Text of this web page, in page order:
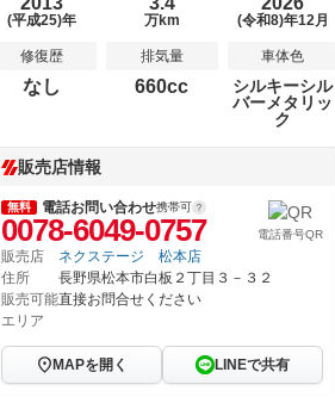
(平成25)年 万km (令和8)年12月
修復歴
なし
排気量
660cc
車体色
シルキーシル
バーメタリッ
ク
販売店情報
無料 電話お問い合わせ携帯可
0078-6049-0757 電話番号QR
販売店
ネクステージ 松本店
住所
長野県松本市白板２丁目３－３２
販売可能
エリア
直接お問合せください
MAPを開く LINEで共有